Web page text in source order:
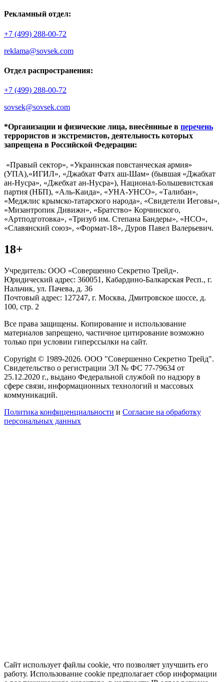
Рекламный отдел:
+7 (499) 288-00-72
reklama@sovsek.com
Отдел распространения:
+7 (499) 288-00-72
sovsek@sovsek.com
*Организации и физические лица, внесённные в перечень
террористов и экстремистов, деятельность которых
запрещена в Российской Федерации:
«Правый сектор», «Украинская повстанческая армия»
(УПА),«ИГИЛ», «Джабхат Фатх аш-Шам» (бывшая «Джабхат
ан-Нусра», «Джебхат ан-Нусра»), Национал-Большевистская
партия (НБП), «Аль-Каида», «УНА-УНСО», «Талибан»,
«Меджлис крымско-татарского народа», «Свидетели Иеговы»,
«Мизантропик Дивижн», «Братство» Корчинского,
«Артподготовка», «Тризуб им. Степана Бандеры», «НСО»,
«Славянский союз», «Формат-18», Дуров Павел Валерьевич.
18+
Учредитель: ООО «Совершенно Секретно Трейд».
Юридический адрес: 360051, Кабардино-Балкарская Респ., г.
Нальчик, ул. Пачева, д. 36
Почтовый адрес: 127247, г. Москва, Дмитровское шоссе, д.
100, стр. 2
Все права защищены. Копирование и использование
материалов запрещено, частичное цитирование возможно
только при условии гиперссылки на сайт.
Copyright © 1989-2026. ООО "Совершенно Секретно Трейд".
Свидетельство о регистрации ЭЛ № ФС 77-79634 от
25.12.2020 г., выдано Федеральной службой по надзору в
сфере связи, информационных технологий и массовых
коммуникаций.
Политика конфиценциальности и Согласие на обработку
персональных данных
Сайт использует файлы cookie, что позволяет улучшить его
работу. Использование cookie предполагает сбор информации